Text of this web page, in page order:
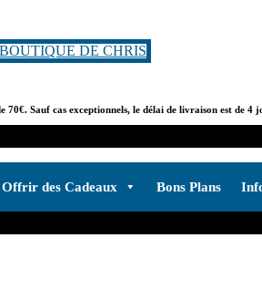
Sauf cas exceptionnels, le délai de livraison est de 4
Offrir des Cadeaux Bons Plans